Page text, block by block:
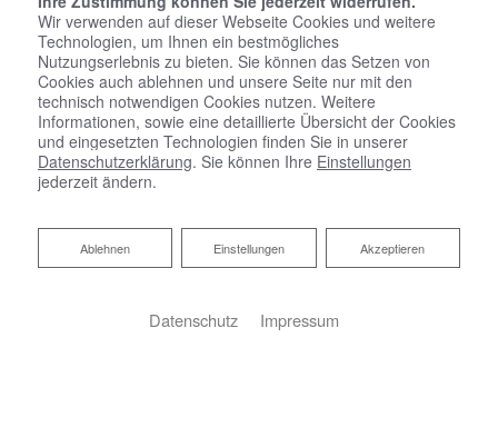
Fördermittel für barrierefreie
Wir verwenden auf dieser Webseite Cookies und weitere
Technologien, um Ihnen ein bestmögliches
Nutzungserlebnis zu bieten. Sie können das Setzen von
Cookies auch ablehnen und unsere Seite nur mit den
technisch notwendigen Cookies nutzen. Weitere
Informationen, sowie eine detaillierte Übersicht der Cookies
und eingesetzten Technologien finden Sie in unserer
Datenschutzerklärung. Sie können Ihre Einstellungen
jederzeit ändern.
Akzeptieren
Einstellungen
Ablehnen
Ablehnen
Datenschutz Impressum